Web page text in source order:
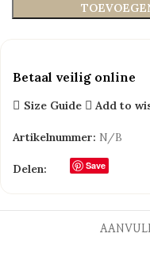
Betaal veilig online
Size Guide Add to
Artikelnummer: N/B
Delen: Save